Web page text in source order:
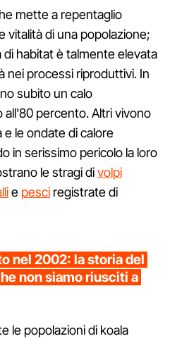
mette a repentaglio
vitalità di una popolazione;
habitat è talmente elevata
nei processi riproduttivi. In
subito un calo
percento. Altri vivono
e le ondate di calore
in serissimo pericolo la loro
le stragi divolpi
e pesci registrate di
nel 2002: la storia del
non siamo riusciti a
le popolazioni di koala